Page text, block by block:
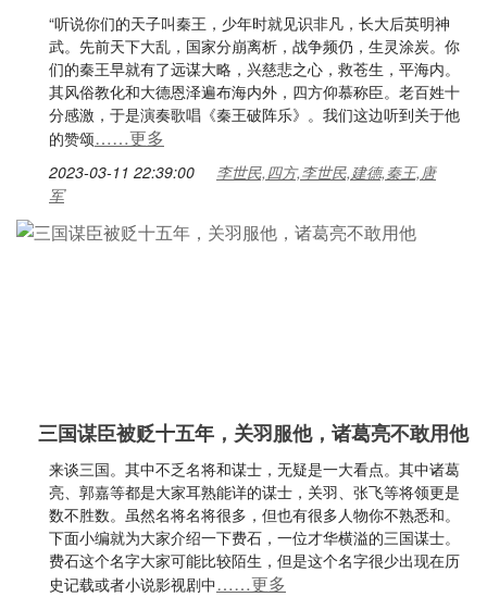
“听说你们的天子叫秦王，少年时就见识非凡，长大后英明神
武。先前天下大乱，国家分崩离析，战争频仍，生灵涂炭。你
们的秦王早就有了远谋大略，兴慈悲之心，救苍生，平海内。
其风俗教化和大德恩泽遍布海内外，四方仰慕称臣。老百姓十
分感激，于是演奏歌唱《秦王破阵乐》。我们这边听到关于他
的赞颂……更多
2023-03-11 22:39:00
李世民,四方,李世民,建德,秦王,唐
军
三国谋臣被贬十五年，关羽服他，诸葛亮不敢用他
来谈三国。其中不乏名将和谋士，无疑是一大看点。其中诸葛
亮、郭嘉等都是大家耳熟能详的谋士，关羽、张飞等将领更是
数不胜数。虽然名将名将很多，但也有很多人物你不熟悉和。
下面小编就为大家介绍一下费石，一位才华横溢的三国谋士。
费石这个名字大家可能比较陌生，但是这个名字很少出现在历
史记载或者小说影视剧中……更多